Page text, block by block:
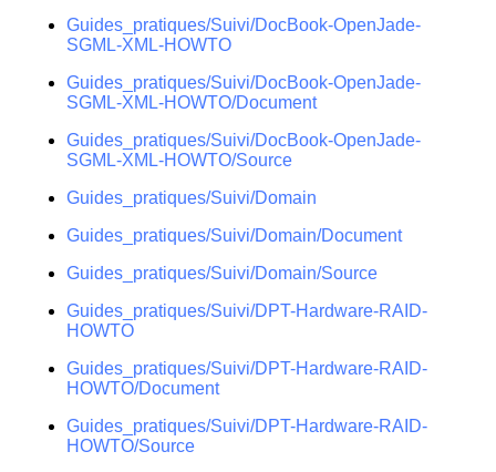
Guides_pratiques/Suivi/DocBook-OpenJade-
SGML-XML-HOWTO
Guides_pratiques/Suivi/DocBook-OpenJade-
SGML-XML-HOWTO/Document
Guides_pratiques/Suivi/DocBook-OpenJade-
SGML-XML-HOWTO/Source
Guides_pratiques/Suivi/Domain
Guides_pratiques/Suivi/Domain/Document
Guides_pratiques/Suivi/Domain/Source
Guides_pratiques/Suivi/DPT-Hardware-RAID-
HOWTO
Guides_pratiques/Suivi/DPT-Hardware-RAID-
HOWTO/Document
Guides_pratiques/Suivi/DPT-Hardware-RAID-
HOWTO/Source